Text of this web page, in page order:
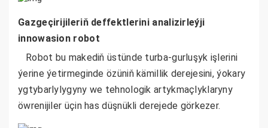
Gazgeçirijileriň deffektlerini analizirleýji
innowasion robot
Robot bu makediň üstünde turba-gurluşyk işlerini
ýerine ýetirmeginde özüniň kämillik derejesini, ýokary
ygtybarlylygyny we tehnologik artykmaçlyklaryny
öwrenijiler üçin has düşnükli derejede görkezer.